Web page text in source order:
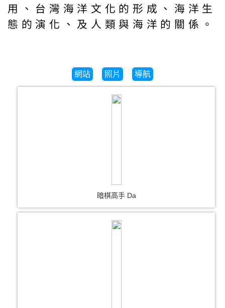
用、台灣海洋文化的形成、海洋生
態的演化、及人類與海洋的關係。
網站 照片 導航
暗棋高手 Da